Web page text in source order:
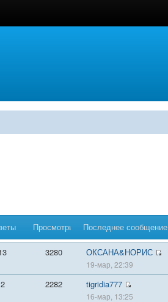
Просмотры Последнее сообщение
3280 ОКСАНА&НОРИС
19-мар, 22:39
2 2282 tigridia777
16-мар, 13:25